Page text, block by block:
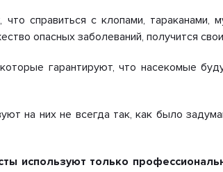
справиться с клопами, тараканами,
опасных заболеваний, получится
гарантируют, что насекомые
на них не всегда так, как было
используют только